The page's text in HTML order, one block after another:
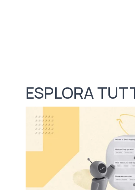
ESPLORA